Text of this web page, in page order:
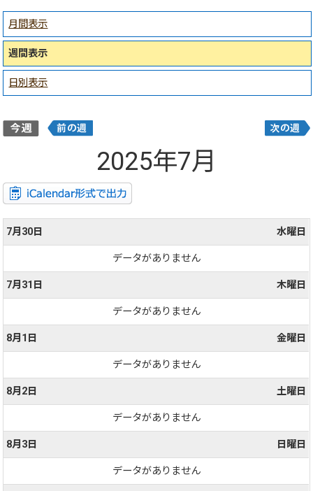
月間表示
週間表示
日別表示
2025年7月
7月30日 水曜日
データがありません
7月31日 木曜日
データがありません
8月1日 金曜日
データがありません
8月2日 土曜日
データがありません
8月3日 日曜日
データがありません